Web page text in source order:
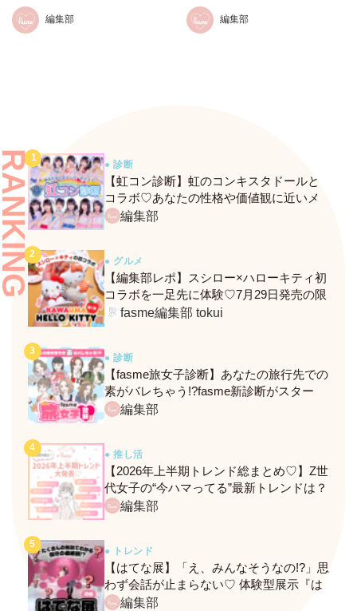
編集部
のオリジナル雑貨が可愛すぎ
る！
編集部
で楽しむ最新トレンドカフェ
＆グッズまとめ
● 診断
【虹コン診断】虹のコンキスタドールと
コラボ♡あなたの性格や価値観に近いメ
ンバーがわかる、fasmeの新診断がスター
編集部
● グルメ
【編集部レポ】スシロー×ハローキティ初
コラボを一足先に体験♡7月29日発売の限
定メニュー＆グッズをレポ！
fasme編集部 tokui
● 診断
【fasme旅女子診断】あなたの旅行先での
素がバレちゃう!?fasme新診断がスター
ト！編集部
● 推し活
【2026年上半期トレンド総まとめ♡】Z世
代女子の“今ハマってる”最新トレンドは？
ネクストバズ予報もチェック♪
編集部
● トレンド
【はてな展】「え、みんなそうなの!?」思
わず会話が止まらない♡ 体験型展示『は
てな展』に行ってきたレポ
編集部